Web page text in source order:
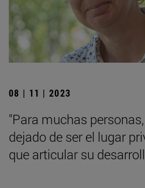
08 | 11 | 2023
"Para muchas
dejado de ser el lugar
que articular su